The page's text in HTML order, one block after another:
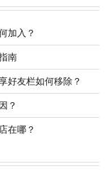
加入？
南
好友栏如何移除？
？
在哪？